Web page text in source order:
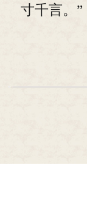
寸千言。”